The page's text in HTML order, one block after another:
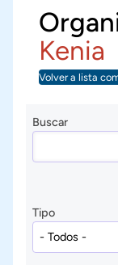
Kenia
Volver a lista
Buscar
Tipo